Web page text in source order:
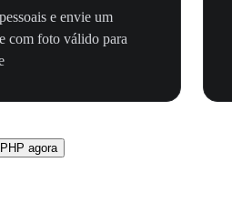
e envie um
com foto válido para
agora